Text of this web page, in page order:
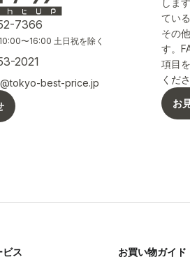
7366
〜16:00 土日祝を除く
2021
best-price.jp
てい
その
す。
項目
くだ
お
ビス お買い物ガイド